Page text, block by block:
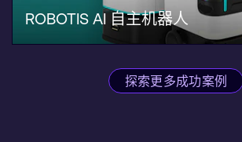
ROBOTIS AI 自主机器人
探索更多成功案例